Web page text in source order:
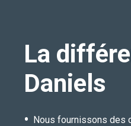
La
Daniels
Nous fournissons des